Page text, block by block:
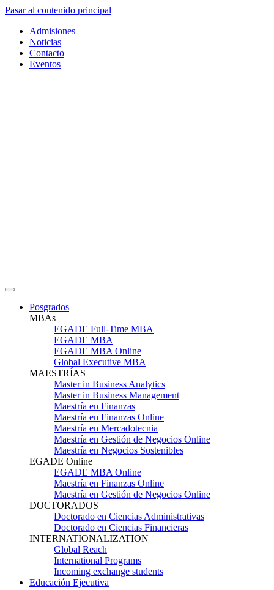
Pasar al contenido principal
Admisiones
Noticias
Contacto
Eventos
Posgrados
MBAs
EGADE Full-Time MBA
EGADE MBA
EGADE MBA Online
Global Executive MBA
MAESTRÍAS
Master in Business Analytics
Master in Business Management
Maestría en Finanzas
Maestría en Finanzas Online
Maestría en Mercadotecnia
Maestría en Gestión de Negocios Online
Maestría en Negocios Sostenibles
EGADE Online
EGADE MBA Online
Maestría en Finanzas Online
Maestría en Gestión de Negocios Online
DOCTORADOS
Doctorado en Ciencias Administrativas
Doctorado en Ciencias Financieras
INTERNATIONALIZATION
Global Reach
International Programs
Incoming exchange students
Educación Ejecutiva